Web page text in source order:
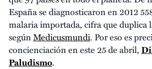
España se diagnosticaron en 2012
malaria importada, cifra que duplica
segúnMedicusmundi. Por eso es
concienciación en este 25 de abril,
Paludismo.